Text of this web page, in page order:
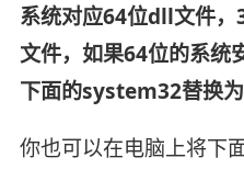
系统对应64位dll文件
文件，如果64位的系统
下面的system32替换
你也可以在电脑上将下